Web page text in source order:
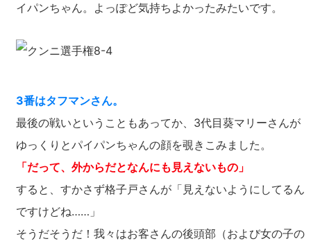
イパンちゃん。よっぽど気持ちよかったみたいです。
3番はタフマンさん。
最後の戦いということもあってか、3代目葵マリーさんが
ゆっくりとパイパンちゃんの顔を覗きこみました。
「だって、外からだとなんにも見えないもの」
すると、すかさず格子戸さんが「見えないようにしてるん
ですけどね……」
そうだそうだ！我々はお客さんの後頭部（および女の子の